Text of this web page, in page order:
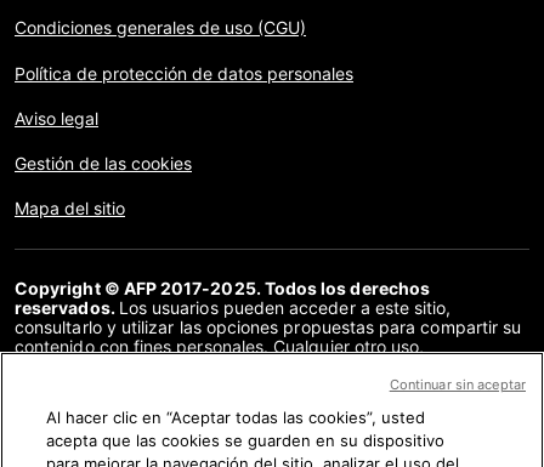
Condiciones generales de uso (CGU)
Política de protección de datos personales
Aviso legal
Gestión de las cookies
Mapa del sitio
Copyright © AFP 2017-2025. Todos los derechos
reservados. Los usuarios pueden acceder a este sitio,
consultarlo y utilizar las opciones propuestas para compartir su
contenido con fines personales. Cualquier otro uso,
distribución del contenido de este sitio, en su totalidad o en
acuerdo específico firmado con la AFP, está estrictamente
prohibido. Los elementos analizados en cada verificación se
Al hacer clic en “Aceptar todas las cookies”, usted
acepta que las cookies se guarden en su dispositivo
Continuar sin aceptar